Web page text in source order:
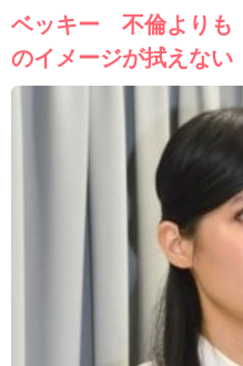
ベッキー 不倫よりも
のイメージが拭えない